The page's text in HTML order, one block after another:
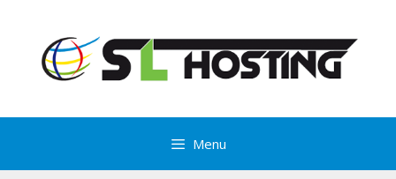
contenuto
Menu